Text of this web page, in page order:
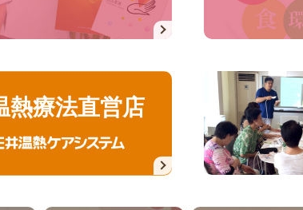
熱療法直営店